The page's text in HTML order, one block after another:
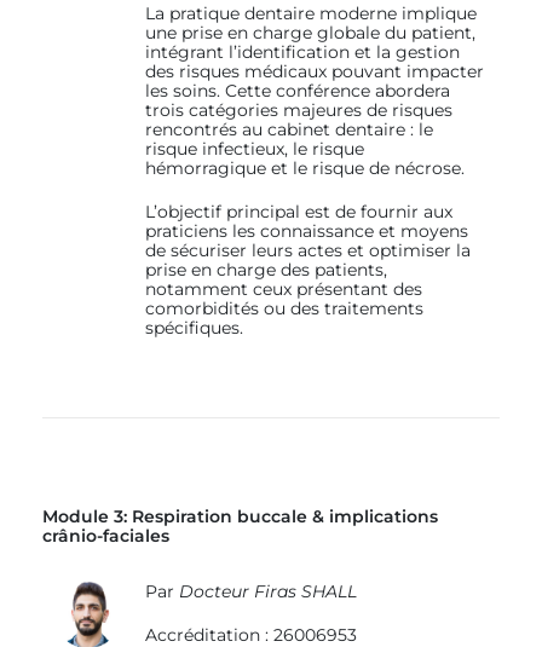
La pratique dentaire moderne implique
une prise en charge globale du patient,
intégrant l’identification et la gestion
des risques médicaux pouvant impacter
les soins. Cette conférence abordera
trois catégories majeures de risques
rencontrés au cabinet dentaire : le
risque infectieux, le risque
hémorragique et le risque de nécrose.
L’objectif principal est de fournir aux
praticiens les connaissance et moyens
de sécuriser leurs actes et optimiser la
prise en charge des patients,
notamment ceux présentant des
comorbidités ou des traitements
spécifiques.
Module 3: Respiration buccale & implications
crânio-faciales
Par Docteur Firas SHALL
Accréditation : 26006953